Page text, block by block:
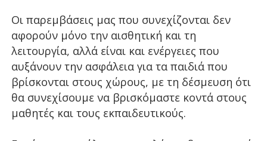
Οι παρεμβάσεις μας που συνεχίζονται δεν
αφορούν μόνο την αισθητική και τη
λειτουργία, αλλά είναι και ενέργειες που
αυξάνουν την ασφάλεια για τα παιδιά που
βρίσκονται στους χώρους, με τη δέσμευση ότι
θα συνεχίσουμε να βρισκόμαστε κοντά στους
μαθητές και τους εκπαιδευτικούς.